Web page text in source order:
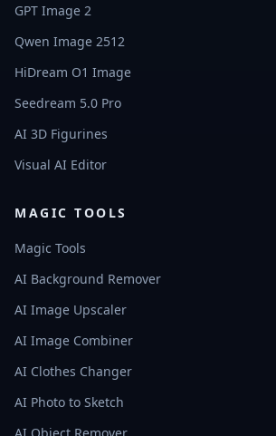
GPT Image 2
Qwen Image 2512
HiDream O1 Image
Seedream 5.0 Pro
AI 3D Figurines
Visual AI Editor
MAGIC TOOLS
Magic Tools
AI Background Remover
AI Image Upscaler
AI Image Combiner
AI Clothes Changer
AI Photo to Sketch